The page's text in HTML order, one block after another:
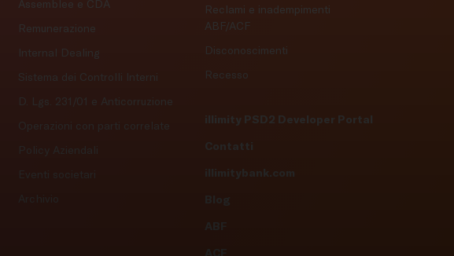
Assemblee e CDA
Remunerazione
Internal Dealing
Sistema dei Controlli Interni
D. Lgs. 231/01 e Anticorruzione
Operazioni con parti correlate
Reclami e inadempimenti
ABF/ACF
Disconoscimenti
Recesso
illimity PSD2 Developer Portal
Contatti
illimitybank.com